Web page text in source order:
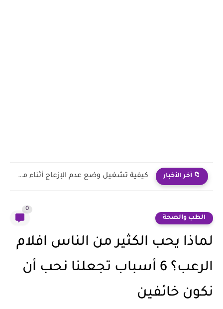
📁 آخر الأخبار كيفية تشغيل وضع عدم الإزعاج أثناء مشاهدة TOD بعد الاشتراك...
الطب والصحة
0
لماذا يحب الكثير من الناس افلام
الرعب؟ 6 أسباب تجعلنا نحب أن
نكون خائفين